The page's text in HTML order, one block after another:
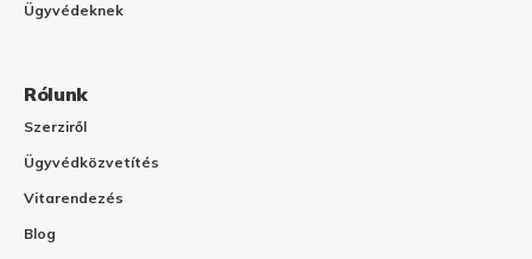
Ügyvédeknek
Rólunk
Szerziről
Ügyvédközvetítés
Vitarendezés
Blog